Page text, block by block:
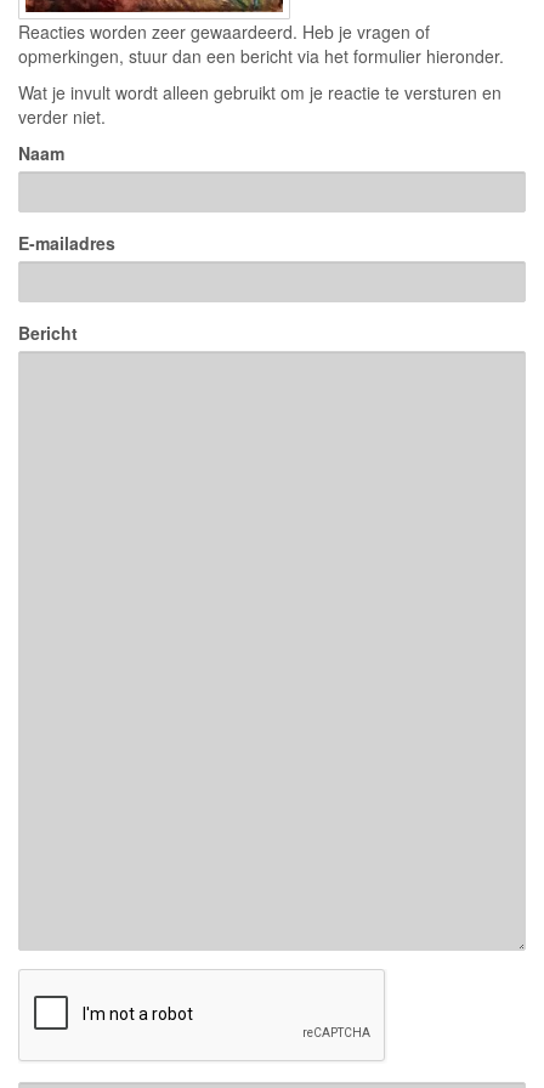
Reacties worden zeer gewaardeerd. Heb je vragen of
opmerkingen, stuur dan een bericht via het formulier hieronder.
Wat je invult wordt alleen gebruikt om je reactie te versturen en
verder niet.
Naam
E-mailadres
Bericht